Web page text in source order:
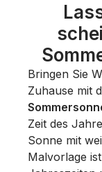
Bringen Sie
Zuhause mit
Zeit des
Sonne mit
Malvorlage